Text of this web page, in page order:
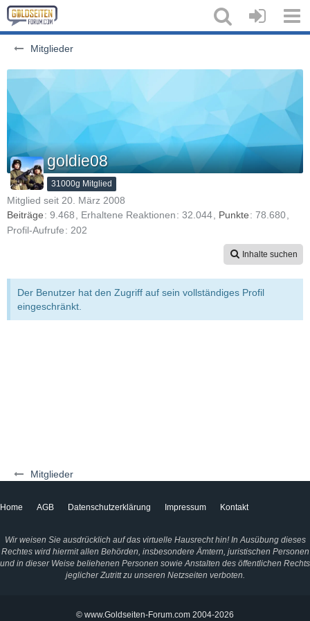
Mitglieder
Mitglieder
goldie08
31000g Mitglied
Mitglied seit 20. März 2008
Beiträge
9.468 Erhaltene Reaktionen 32.044 Punkte
78.680
Profil-Aufrufe
202
Inhalte suchen
Der Benutzer hat den Zugriff auf sein vollständiges Profil
eingeschränkt.
Home AGB Datenschutzerklärung Impressum Kontakt
Wir weisen Sie ausdrücklich auf das virtuelle Hausrecht hin! In Ausübung dieses
Rechtes wird hiermit allen Behörden, insbesondere Ämtern, juristischen Personen
und in dieser Weise beliehenen Personen sowie Anstalten des öffentlichen Rechts
jeglicher Zutritt zu unseren Netzseiten verboten.
© www.Goldseiten-Forum.com 2004-2026